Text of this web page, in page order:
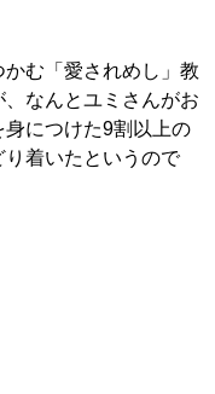
む「愛されめし」教
なんとユミさんがお
身につけた9割以上の
着いたというので